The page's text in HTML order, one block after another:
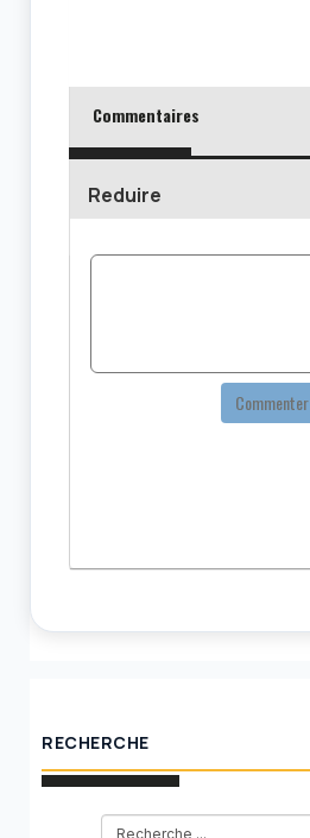
Commentaires
Reduire
Commenter
RECHERCHE